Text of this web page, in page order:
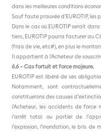
dans les meilleures conditions
Sauf faute prouvée d’EUROTIP, les
Dans le cas où EUROTIP serait
tiers, EUROTIP pourra facturer au
(frais de vie, etc#), en plus le
Il appartient à l’Acheteur de
6.6 – Cas fortuit et force majeure.
EUROTIP est libéré de ses
Notamment, sont
constituerons des causes
l’Acheteur, les accidents de
l’arrêt total ou partiel de
l’explosion, l’inondation, le bris